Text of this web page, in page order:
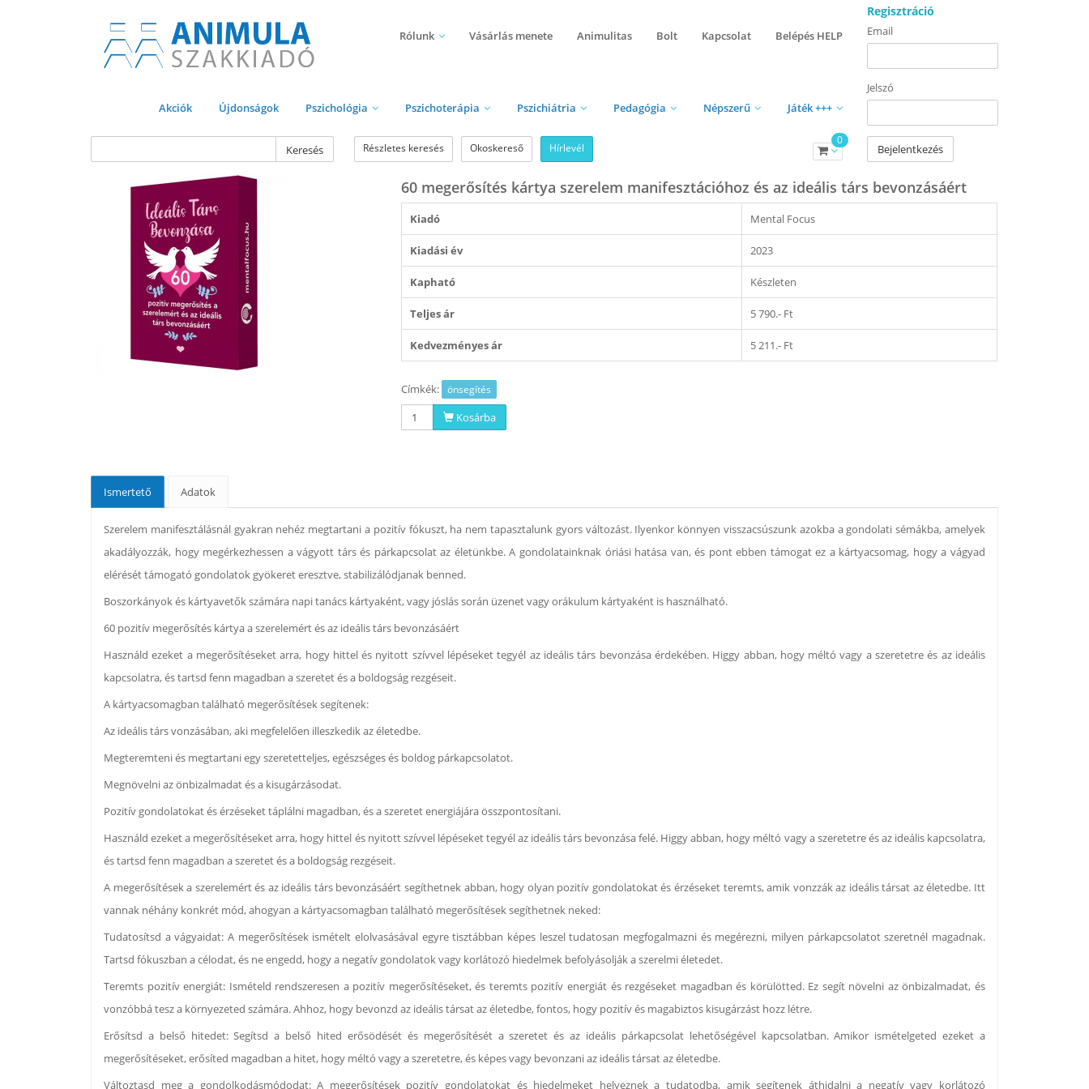
Rólunk Vásárlás menete Animulitas Bolt Kapcsolat Belépés HELP
Akciók Újdonságok Pszichológia Pszichoterápia Pszichiátria Pedagógia Népszerű Játék +++
Keresés Részletes keresés Okoskereső Hírlevél
0
Regisztráció
Email
Jelszó
Bejelentkezés
​60 megerősítés kártya szerelem manifesztációhoz és az ideális társ bevonzásáért
Kiadó Mental Focus
Kiadási év 2023
Kapható Készleten
Teljes ár 5 790.- Ft
Kedvezményes ár 5 211.- Ft
Címkék: önsegítés
Kosárba
Ismertető Adatok
Szerelem manifesztálásnál gyakran nehéz megtartani a pozitív fókuszt, ha nem tapasztalunk gyors változást. Ilyenkor könnyen visszacsúszunk azokba a gondolati sémákba, amelyek
akadályozzák, hogy megérkezhessen a vágyott társ és párkapcsolat az életünkbe. A gondolatainknak óriási hatása van, és pont ebben támogat ez a kártyacsomag, hogy a vágyad
elérését támogató gondolatok gyökeret eresztve, stabilizálódjanak benned.
Boszorkányok és kártyavetők számára napi tanács kártyaként, vagy jóslás során üzenet vagy orákulum kártyaként is használható.
60 pozitív megerősítés kártya a szerelemért és az ideális társ bevonzásáért
Használd ezeket a megerősítéseket arra, hogy hittel és nyitott szívvel lépéseket tegyél az ideális társ bevonzása érdekében. Higgy abban, hogy méltó vagy a szeretetre és az ideális
kapcsolatra, és tartsd fenn magadban a szeretet és a boldogság rezgéseit.
A kártyacsomagban található megerősítések segítenek:
Az ideális társ vonzásában, aki megfelelően illeszkedik az életedbe.
Megteremteni és megtartani egy szeretetteljes, egészséges és boldog párkapcsolatot.
Megnövelni az önbizalmadat és a kisugárzásodat.
Pozitív gondolatokat és érzéseket táplálni magadban, és a szeretet energiájára összpontosítani.
Használd ezeket a megerősítéseket arra, hogy hittel és nyitott szívvel lépéseket tegyél az ideális társ bevonzása felé. Higgy abban, hogy méltó vagy a szeretetre és az ideális kapcsolatra,
és tartsd fenn magadban a szeretet és a boldogság rezgéseit.
A megerősítések a szerelemért és az ideális társ bevonzásáért segíthetnek abban, hogy olyan pozitív gondolatokat és érzéseket teremts, amik vonzzák az ideális társat az életedbe. Itt
vannak néhány konkrét mód, ahogyan a kártyacsomagban található megerősítések segíthetnek neked:
Tudatosítsd a vágyaidat: A megerősítések ismételt elolvasásával egyre tisztábban képes leszel tudatosan megfogalmazni és megérezni, milyen párkapcsolatot szeretnél magadnak.
Tartsd fókuszban a célodat, és ne engedd, hogy a negatív gondolatok vagy korlátozó hiedelmek befolyásolják a szerelmi életedet.
Teremts pozitív energiát: Ismételd rendszeresen a pozitív megerősítéseket, és teremts pozitív energiát és rezgéseket magadban és körülötted. Ez segít növelni az önbizalmadat, és
vonzóbbá tesz a környezeted számára. Ahhoz, hogy bevonzd az ideális társat az életedbe, fontos, hogy pozitív és magabiztos kisugárzást hozz létre.
Erősítsd a belső hitedet: Segítsd a belső hited erősödését és megerősítését a szeretet és az ideális párkapcsolat lehetőségével kapcsolatban. Amikor ismételgeted ezeket a
megerősítéseket, erősíted magadban a hitet, hogy méltó vagy a szeretetre, és képes vagy bevonzani az ideális társat az életedbe.
Változtasd meg a gondolkodásmódodat: A megerősítések pozitív gondolatokat és hiedelmeket helyeznek a tudatodba, amik segítenek áthidalni a negatív vagy korlátozó